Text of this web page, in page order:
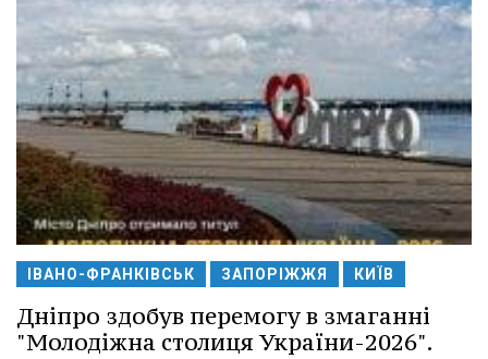
ІВАНО-ФРАНКІВСЬК ЗАПОРІЖЖЯ КИЇВ
Дніпро здобув перемогу в змаганні
"Молодіжна столиця України-2026".